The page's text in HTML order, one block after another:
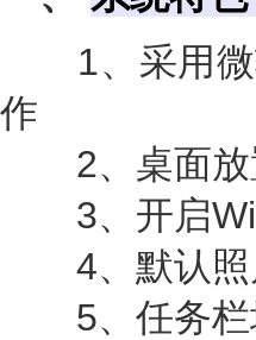
1、采用微
作
2、桌面放
3、开启
4、默认照
5、任务栏增